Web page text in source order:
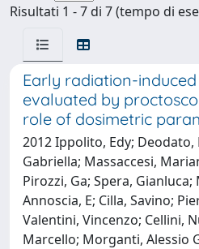
Risultati 1 - 7 di 7 (tempo di
Early radiation-
evaluated by
role of dosimetric
2012 Ippolito, Edy; Deodato,
Gabriella; Massaccesi,
Pirozzi, Ga; Spera,
Annoscia, E; Cilla, Savino;
Valentini, Vincenzo; Cellini,
Marcello; Morganti, Alessio